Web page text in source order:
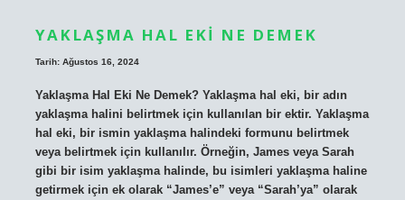
YAKLAŞMA HAL EKI NE DEMEK
Tarih: Ağustos 16, 2024
Yaklaşma Hal Eki Ne Demek? Yaklaşma hal eki, bir adın
yaklaşma halini belirtmek için kullanılan bir ektir. Yaklaşma
hal eki, bir ismin yaklaşma halindeki formunu belirtmek
veya belirtmek için kullanılır. Örneğin, James veya Sarah
gibi bir isim yaklaşma halinde, bu isimleri yaklaşma haline
getirmek için ek olarak “James’e” veya “Sarah’ya” olarak